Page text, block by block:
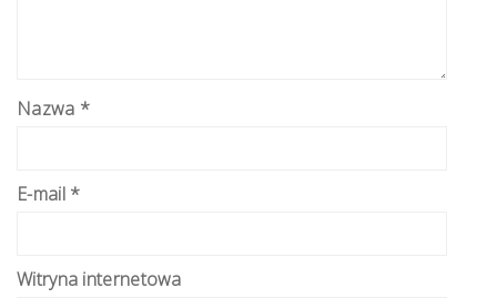
Nazwa *
E-mail *
Witryna internetowa